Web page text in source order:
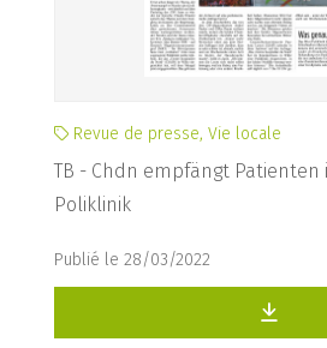
Revue de presse, Vie locale
TB - Chdn empfängt Patienten
Poliklinik
Publié le 28/03/2022